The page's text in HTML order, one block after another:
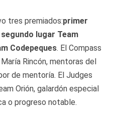
tres premiados:primer
lugar Team
Codepeques. El Compass
Rincón, mentoras del
de mentoría. El Judges
Orión, galardón especial
o progreso notable.